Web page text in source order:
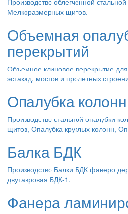
Мелкоразмерных щитов.
Объемная
перекрытий
Объемное клиновое перекрытие
эстакад, мостов и пролетных
Опалубка колонн
Производство стальной опалубки
щитов, Опалубка круглых колонн,
Балка БДК
Производство Балки БДК фанеро
двутавровая БДК-1.
Фанера